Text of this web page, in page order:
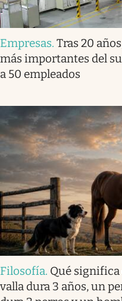
Empresas. Tras 20
más importantes del
a 50 empleados
Filosofía. Qué significa
valla dura 3 años, un